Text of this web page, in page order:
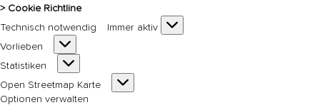
> Cookie Richtline
Technisch notwendig
Immer aktiv
Vorlieben
Vorlieben
Statistiken
Statistiken
Open Streetmap Karte
Open
Streetmap
Optionen verwalten